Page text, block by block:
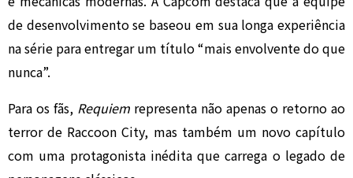
de desenvolvimento se baseou em sua longa experiência
na série para entregar um título “mais envolvente do que
nunca”.
Para os fãs, Requiem representa não apenas o retorno ao
terror de Raccoon City, mas também um novo capítulo
com uma protagonista inédita que carrega o legado de